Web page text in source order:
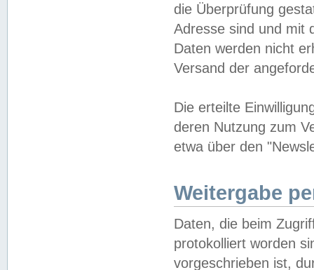
die Überprüfung
Adresse sind und mit
Daten werden nicht
Versand der
Die erteilte
deren Nutzung zum
etwa über den
Weitergabe
Daten, die beim
protokolliert worden
vorgeschrieben ist,